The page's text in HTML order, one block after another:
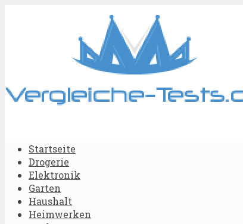
Startseite
Drogerie
Elektronik
Garten
Haushalt
Heimwerken